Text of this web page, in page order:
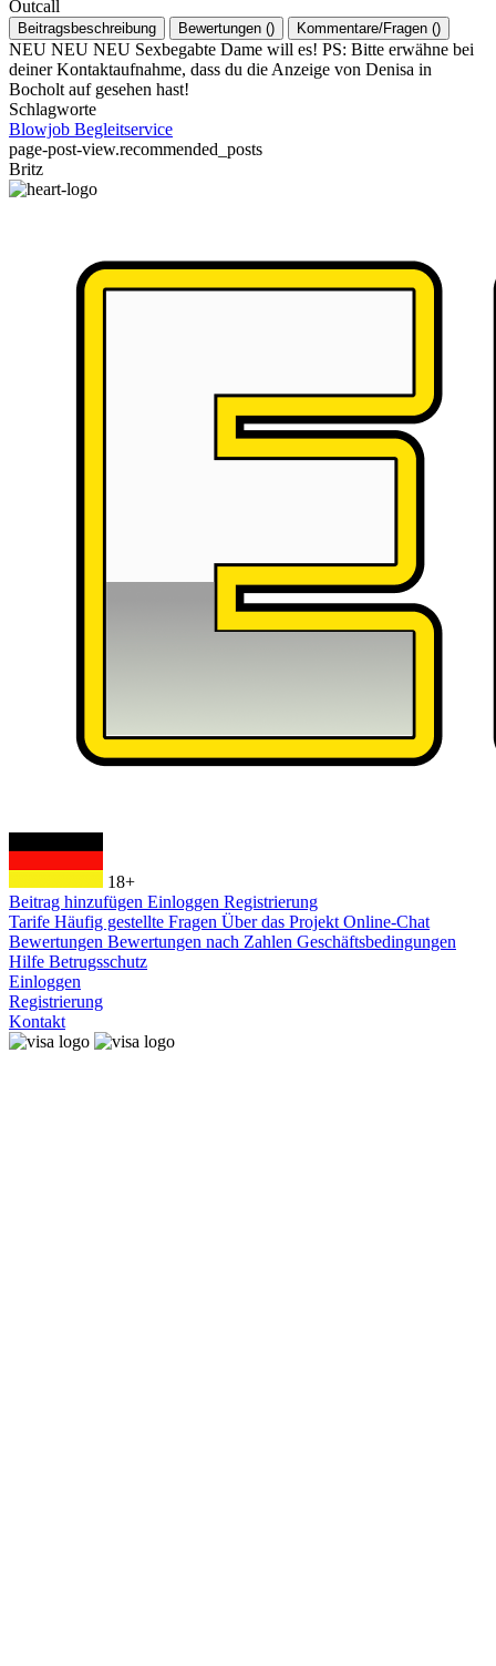
Outcall
Beitragsbeschreibung Bewertungen () Kommentare/Fragen ()
NEU NEU NEU Sexbegabte Dame will es! PS: Bitte erwähne bei
deiner Kontaktaufnahme, dass du die Anzeige von Denisa in
Bocholt auf gesehen hast!
Schlagworte
Blowjob Begleitservice
page-post-view.recommended_posts
Britz
18+
Beitrag hinzufügen Einloggen Registrierung
Tarife Häufig gestellte Fragen Über das Projekt Online-Chat
Bewertungen Bewertungen nach Zahlen Geschäftsbedingungen
Hilfe Betrugsschutz
Einloggen
Registrierung
Kontakt